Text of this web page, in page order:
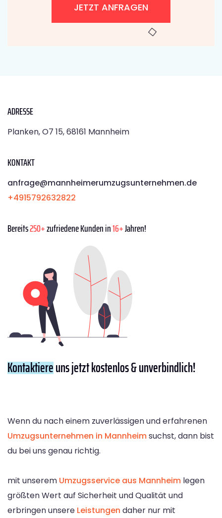
JETZT ANFRAGEN
ADRESSE
Planken, O7 15, 68161 Mannheim
KONTAKT
anfrage@mannheimerumzugsunternehmen.de
+4915792632822
Bereits250+zufriedene Kunden in16+Jahren!
Kontaktiereuns jetzt kostenlos & unverbindlich!
Wenn du nach einem zuverlässigen und erfahrenen
Umzugsunternehmen in Mannheimsuchst, dann bist
du bei uns genau richtig.
mit unserem Umzugsservice aus Mannheim legen
größten Wert auf Sicherheit und Qualität und
erbringen unsere Leistungen daher nur mit